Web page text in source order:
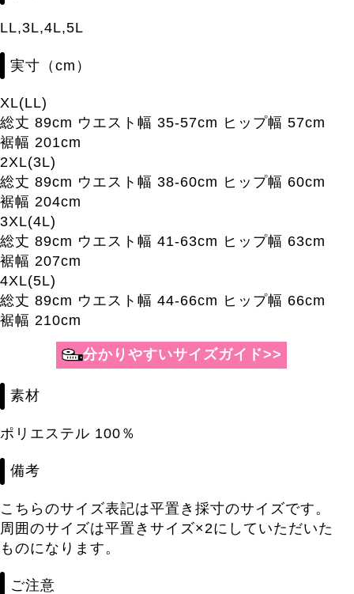
LL,3L,4L,5L
実寸（cm）
XL(LL)
総丈 89cm ウエスト幅 35-57cm ヒップ幅 57cm
裾幅 201cm
2XL(3L)
総丈 89cm ウエスト幅 38-60cm ヒップ幅 60cm
裾幅 204cm
3XL(4L)
総丈 89cm ウエスト幅 41-63cm ヒップ幅 63cm
裾幅 207cm
4XL(5L)
総丈 89cm ウエスト幅 44-66cm ヒップ幅 66cm
裾幅 210cm
分かりやすいサイズガイド>>
素材
ポリエステル 100％
備考
こちらのサイズ表記は平置き採寸のサイズです。
周囲のサイズは平置きサイズ×2にしていただいた
ものになります。
ご注意